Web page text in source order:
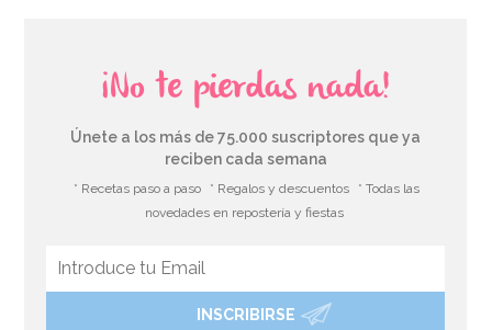
¡No te pierdas nada!
Únete a los más de 75.000 suscriptores que ya
reciben cada semana
* Recetas paso a paso * Regalos y descuentos
* Todas las
novedades en repostería y fiestas
INSCRIBIRSE